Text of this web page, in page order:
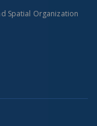
Spatial Organization